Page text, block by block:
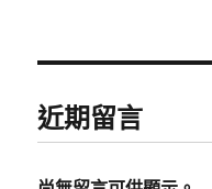
近期留言